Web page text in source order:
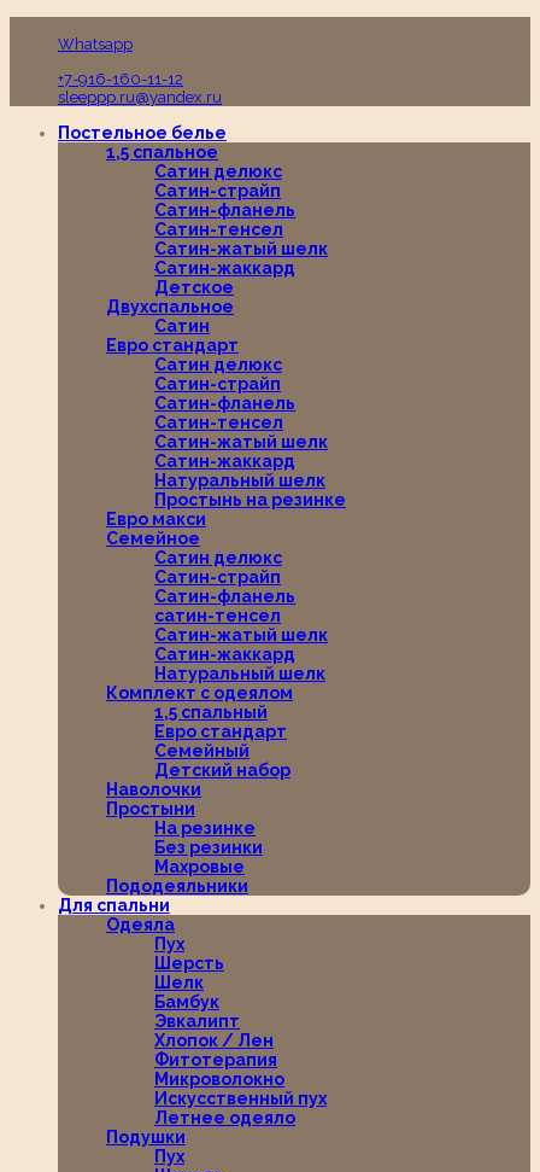
Whatsapp
+7-916-160-11-12
sleeppp.ru@yandex.ru
Постельное белье
1,5 спальное
Сатин делюкс
Сатин-страйп
Сатин-фланель
Сатин-тенсел
Сатин-жатый шелк
Сатин-жаккард
Детское
Двухспальное
Сатин
Евро стандарт
Сатин делюкс
Сатин-страйп
Сатин-фланель
Сатин-тенсел
Сатин-жатый шелк
Сатин-жаккард
Натуральный шелк
Простынь на резинке
Евро макси
Семейное
Сатин делюкс
Сатин-страйп
Сатин-фланель
сатин-тенсел
Сатин-жатый шелк
Сатин-жаккард
Натуральный шелк
Комплект с одеялом
1,5 спальный
Евро стандарт
Семейный
Детский набор
Наволочки
Простыни
На резинке
Без резинки
Махровые
Пододеяльники
Для спальни
Одеяла
Пух
Шерсть
Шелк
Бамбук
Эвкалипт
Хлопок / Лен
Фитотерапия
Микроволокно
Искусственный пух
Летнее одеяло
Подушки
Пух